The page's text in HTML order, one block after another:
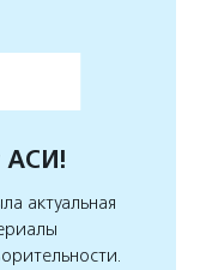
АСИ!
актуальная